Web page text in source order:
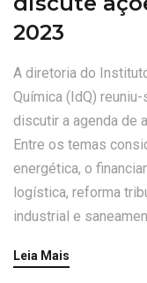
2023
A diretoria do
Química (IdQ)
discutir a agenda de
Entre os temas
energética, o
logística, reforma
industrial e
Leia Mais